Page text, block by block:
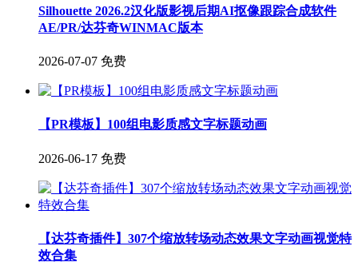
Silhouette 2026.2汉化版影视后期AI抠像跟踪合成软件
AE/PR/达芬奇WINMAC版本
2026-07-07 免费
【PR模板】100组电影质感文字标题动画
2026-06-17 免费
【达芬奇插件】307个缩放转场动态效果文字动画视觉特
效合集